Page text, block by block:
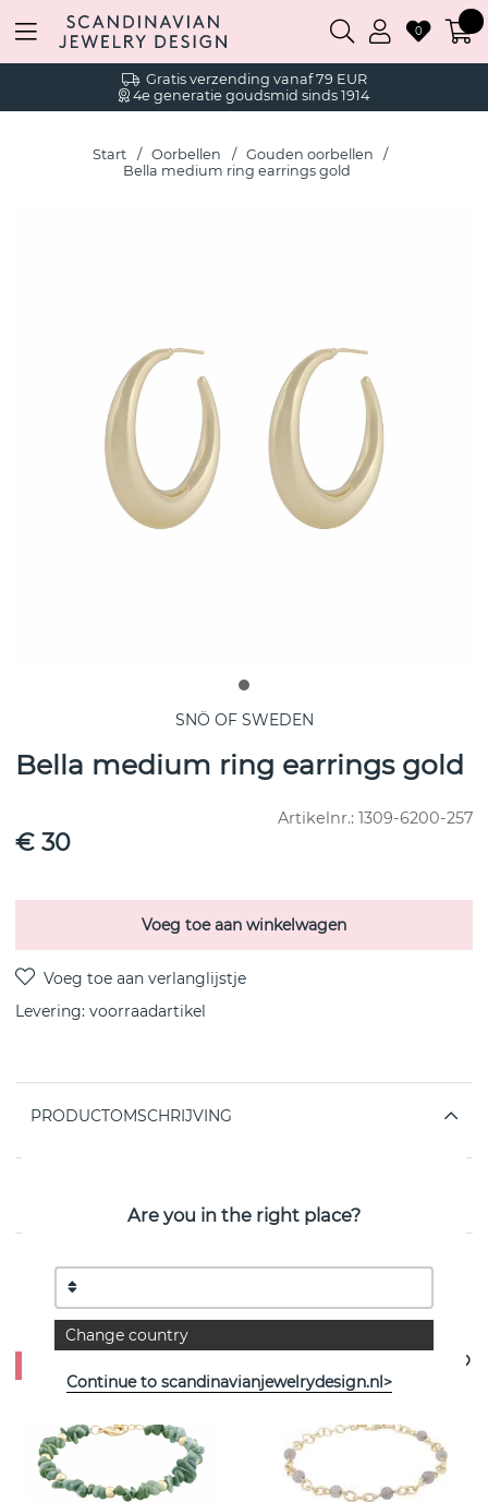
Gratis verzending vanaf 79 EUR
4e generatie goudsmid sinds 1914
0
Start Oorbellen
Gouden oorbellen
Bella medium ring earrings gold
SNÖ OF SWEDEN
Bella medium ring earrings gold
Artikelnr.: 1309-6200-257
€ 30
Voeg toe aan winkelwagen
Levering: voorraadartikel
PRODUCTOMSCHRIJVING
Bekijk meer artikelen
Are you in the right place?
Change country
Continue to scandinavianjewelrydesign.nl>